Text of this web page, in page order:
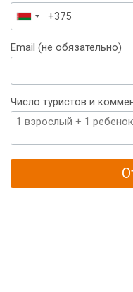
Беларусь
+375
Email (не обязательно)
Число туристов и